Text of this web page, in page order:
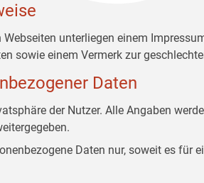
unterliegen einem
sowie einem Vermerk zur
Daten
der Nutzer. Alle Angaben
Daten nur, soweit es